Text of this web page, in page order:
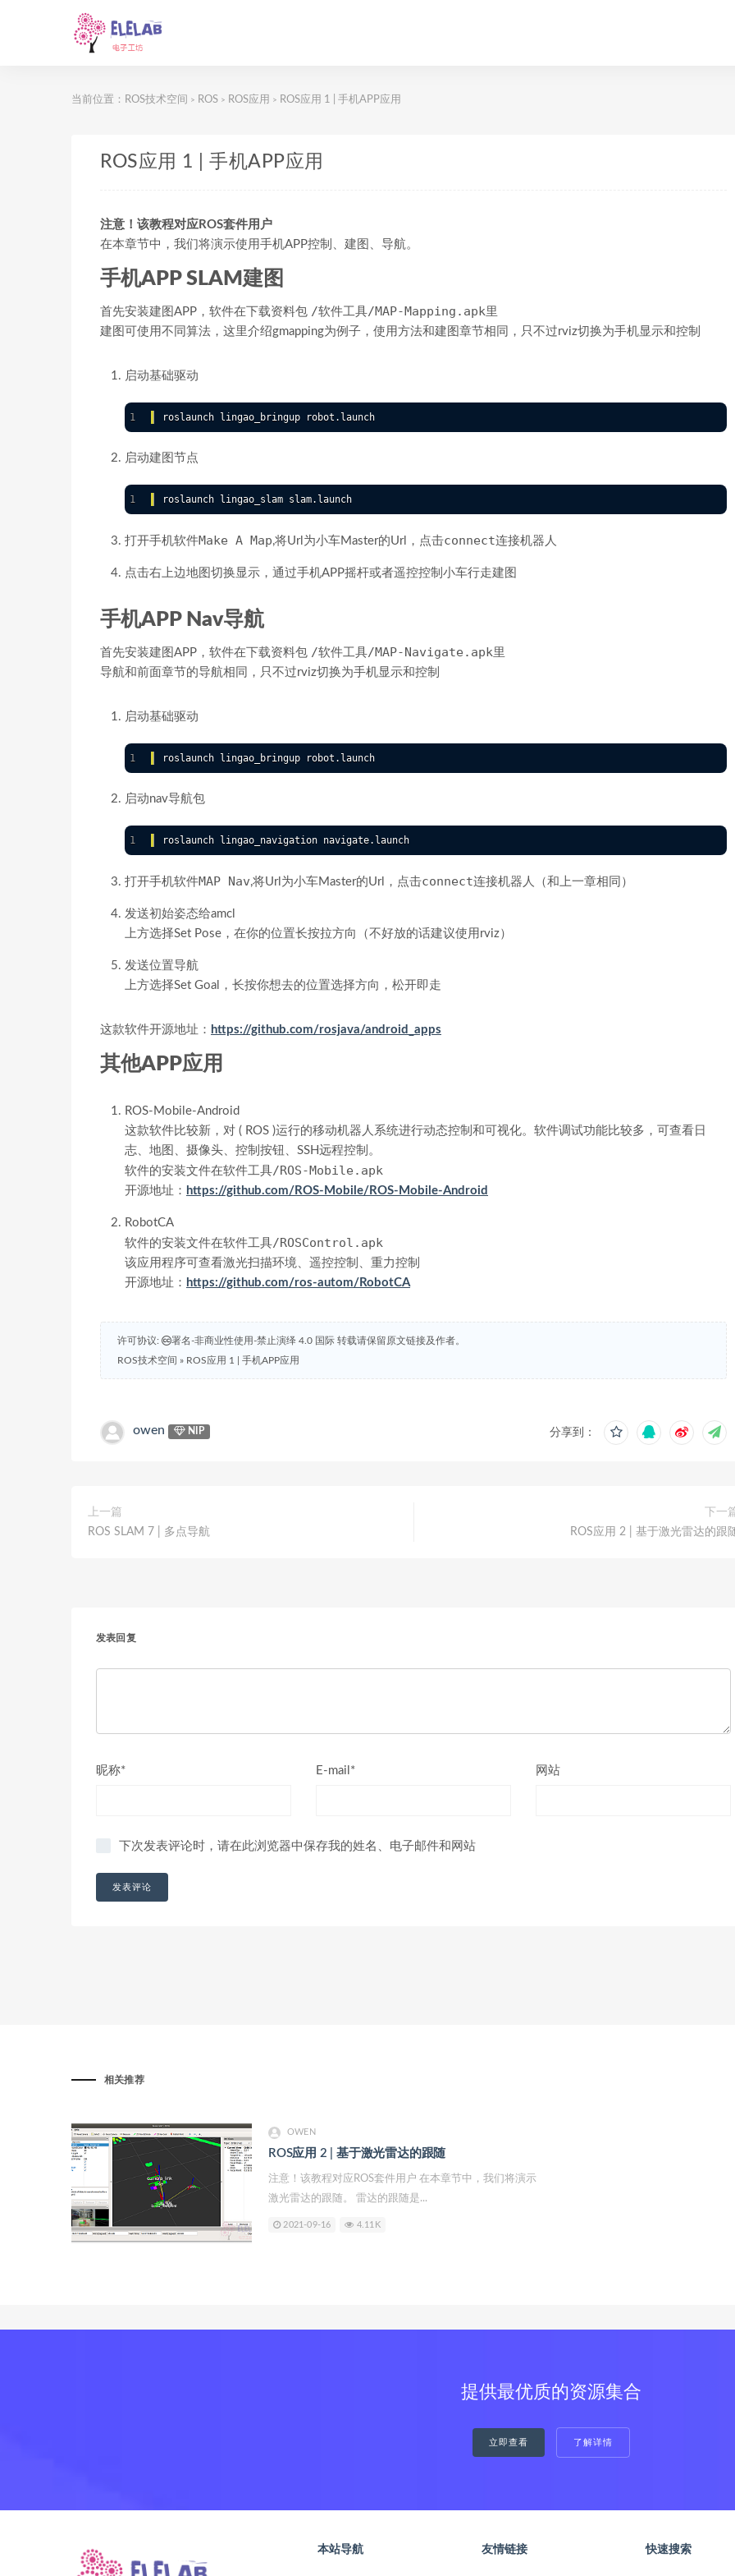
当前位置： ROS技术空间 > ROS > ROS应用 > ROS应用 1 | 手机APP应用
ROS应用 1 | 手机APP应用
注意！该教程对应ROS套件用户
在本章节中，我们将演示使用手机APP控制、建图、导航。
手机APP SLAM建图
首先安装建图APP，软件在下载资料包 /软件工具/MAP-Mapping.apk里
建图可使用不同算法，这里介绍gmapping为例子，使用方法和建图章节相同，只不过rviz切换为手机显示和控制
启动基础驱动
roslaunch lingao_bringup robot.launch
启动建图节点
roslaunch lingao_slam slam.launch
打开手机软件Make A Map,将Url为小车Master的Url，点击connect连接机器人
点击右上边地图切换显示，通过手机APP摇杆或者遥控控制小车行走建图
手机APP Nav导航
首先安装建图APP，软件在下载资料包 /软件工具/MAP-Navigate.apk里
导航和前面章节的导航相同，只不过rviz切换为手机显示和控制
启动基础驱动
roslaunch lingao_bringup robot.launch
启动nav导航包
roslaunch lingao_navigation navigate.launch
打开手机软件MAP Nav,将Url为小车Master的Url，点击connect连接机器人（和上一章相同）
发送初始姿态给amcl
上方选择Set Pose，在你的位置长按拉方向（不好放的话建议使用rviz）
发送位置导航
上方选择Set Goal，长按你想去的位置选择方向，松开即走
这款软件开源地址： https://github.com/rosjava/android_apps
其他APP应用
ROS-Mobile-Android
这款软件比较新，对 ( ROS )运行的移动机器人系统进行动态控制和可视化。软件调试功能比较多，可查看日
志、地图、摄像头、控制按钮、SSH远程控制。
软件的安装文件在软件工具/ROS-Mobile.apk
开源地址： https://github.com/ROS-Mobile/ROS-Mobile-Android
RobotCA
软件的安装文件在软件工具/ROSControl.apk
该应用程序可查看激光扫描环境、遥控控制、重力控制
开源地址： https://github.com/ros-autom/RobotCA
许可协议:
署名-非商业性使用-禁止演绎 4.0 国际 转载请保留原文链接及作者。
ROS技术空间 » ROS应用 1 | 手机APP应用
owen NIP 分享到：
上一篇
ROS SLAM 7 | 多点导航
下一
ROS应用 2 | 基于激光雷达的跟
发表回复
昵称* E-mail* 网站
下次发表评论时，请在此浏览器中保存我的姓名、电子邮件和网站
相关推荐
OWEN
ROS应用 2 | 基于激光雷达的跟随
注意！该教程对应ROS套件用户 在本章节中，我们将演示
激光雷达的跟随。 雷达的跟随是...
2021-09-16 4.11K
提供最优质的资源集合
立即查看 了解详情
本站导航 友情链接 快速搜索